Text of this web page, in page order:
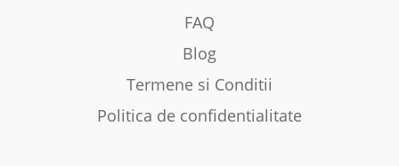
FAQ
Blog
Termene si Conditii
Politica de confidentialitate